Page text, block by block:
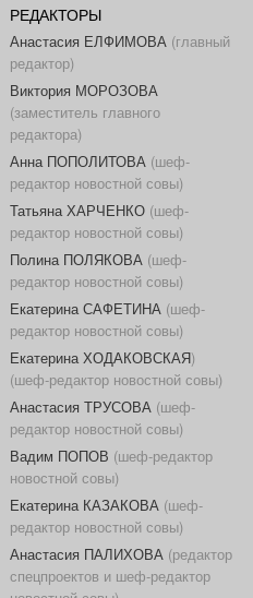
РЕДАКТОРЫ
Анастасия ЕЛФИМОВА (главный
редактор)
Виктория МОРОЗОВА
(заместитель главного
редактора)
Анна ПОПОЛИТОВА (шеф-
редактор новостной совы)
Татьяна ХАРЧЕНКО(шеф-
редактор новостной совы)
Полина ПОЛЯКОВА (шеф-
редактор новостной совы)
Екатерина САФЕТИНА (шеф-
редактор новостной совы)
Екатерина ХОДАКОВСКАЯ)
(шеф-редактор новостной совы)
Анастасия ТРУСОВА (шеф-
редактор новостной совы)
Вадим ПОПОВ (шеф-редактор
новостной совы)
Екатерина КАЗАКОВА (шеф-
редактор новостной совы)
Анастасия ПАЛИХОВА (редактор
спецпроектов и шеф-редактор